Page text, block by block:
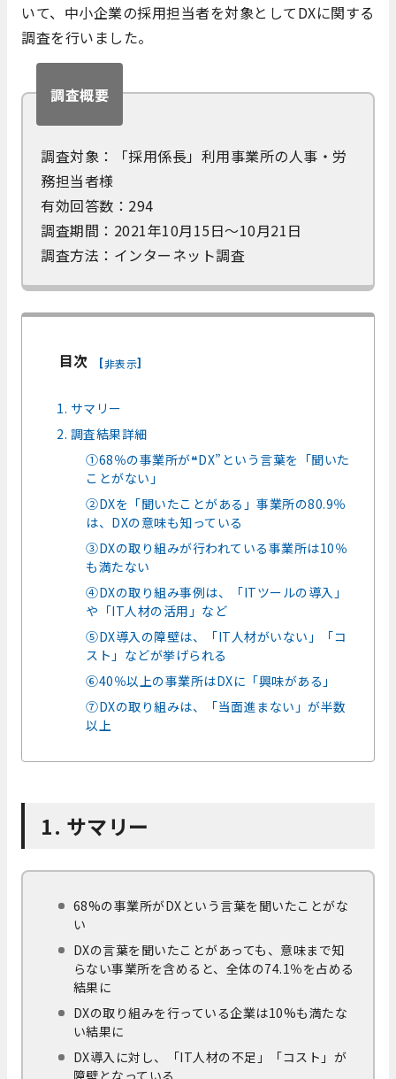
いて、中小企業の採用担当者を対象としてDXに関する
調査を行いました。
調査概要
調査対象：「採用係長」利用事業所の人事・労
務担当者様
有効回答数：294
調査期間：2021年10月15日～10月21日
調査方法：インターネット調査
目次 [非表示]
1. サマリー
2. 調査結果詳細
①68％の事業所が❝DX”という言葉を「聞いた
ことがない」
②DXを「聞いたことがある」事業所の80.9％
は、DXの意味も知っている
③DXの取り組みが行われている事業所は10％
も満たない
④DXの取り組み事例は、「ITツールの導入」
や「IT人材の活用」など
⑤DX導入の障壁は、「IT人材がいない」「コ
スト」などが挙げられる
⑥40％以上の事業所はDXに「興味がある」
⑦DXの取り組みは、「当面進まない」が半数
以上
1. サマリー
68%の事業所がDXという言葉を聞いたことがな
い
DXの言葉を聞いたことがあっても、意味まで知
らない事業所を含めると、全体の74.1％を占める
結果に
DXの取り組みを行っている企業は10%も満たな
い結果に
DX導入に対し、「IT人材の不足」「コスト」が